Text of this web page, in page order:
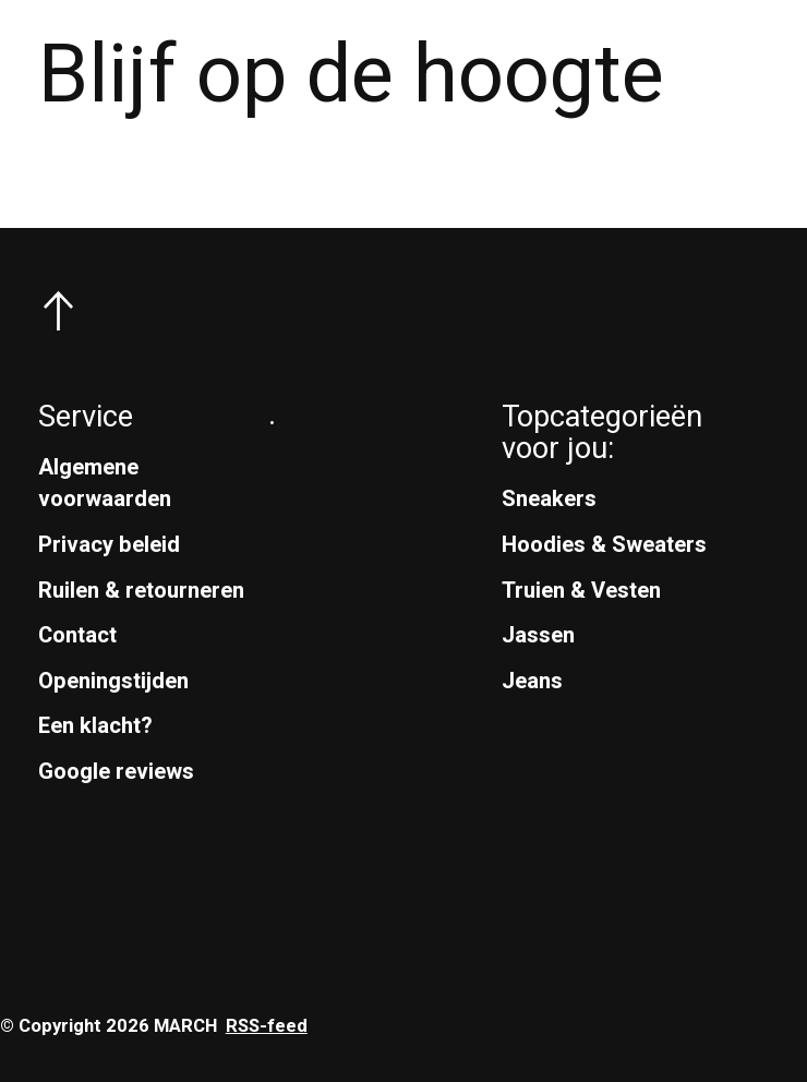
Blijf op de hoogte
Service
Algemene
voorwaarden
Privacy beleid
Ruilen & retourneren
Contact
Openingstijden
Een klacht?
Google reviews
. Topcategorieën
voor jou:
Sneakers
Hoodies & Sweaters
Truien & Vesten
Jassen
Jeans
© Copyright 2026 MARCH RSS-feed